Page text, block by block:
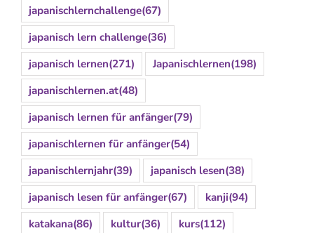
japanischlernchallenge(67)
japanisch lern challenge(36)
japanisch lernen(271) Japanischlernen(198)
japanischlernen.at(48)
japanisch lernen für anfänger(79)
japanischlernen für anfänger(54)
japanischlernjahr(39) japanisch lesen(38)
japanisch lesen für anfänger(67) kanji(94)
katakana(86) kultur(36) kurs(112)